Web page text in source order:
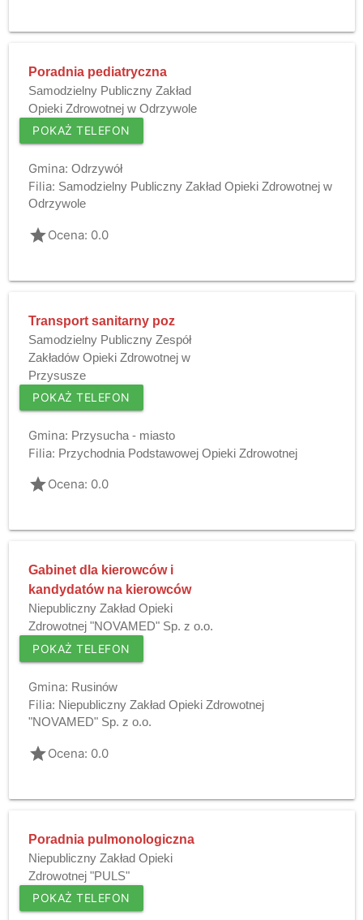
Poradnia pediatryczna
Samodzielny Publiczny Zakład
Opieki Zdrowotnej w Odrzywole
POKAŻ TELEFON
Gmina: Odrzywół
Filia: Samodzielny Publiczny Zakład Opieki Zdrowotnej w
Odrzywole
gradeOcena: 0.0
Transport sanitarny poz
Samodzielny Publiczny Zespół
Zakładów Opieki Zdrowotnej w
Przysusze
POKAŻ TELEFON
Gmina: Przysucha - miasto
Filia: Przychodnia Podstawowej Opieki Zdrowotnej
gradeOcena: 0.0
Gabinet dla kierowców i
kandydatów na kierowców
Niepubliczny Zakład Opieki
Zdrowotnej "NOVAMED" Sp. z o.o.
POKAŻ TELEFON
Gmina: Rusinów
Filia: Niepubliczny Zakład Opieki Zdrowotnej
"NOVAMED" Sp. z o.o.
gradeOcena: 0.0
Poradnia pulmonologiczna
Niepubliczny Zakład Opieki
Zdrowotnej "PULS"
POKAŻ TELEFON